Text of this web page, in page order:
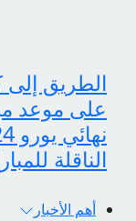
الطريق إلى
على موعد
الناقلة
أهم الأخبار